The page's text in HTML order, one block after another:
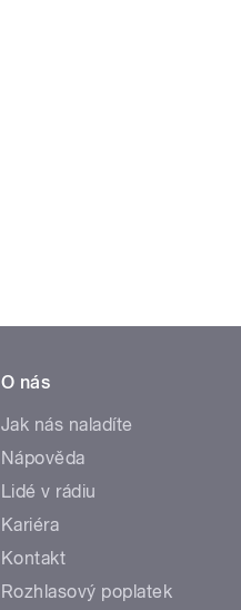
O nás
Jak nás naladíte
Nápověda
Lidé v rádiu
Kariéra
Kontakt
Rozhlasový poplatek